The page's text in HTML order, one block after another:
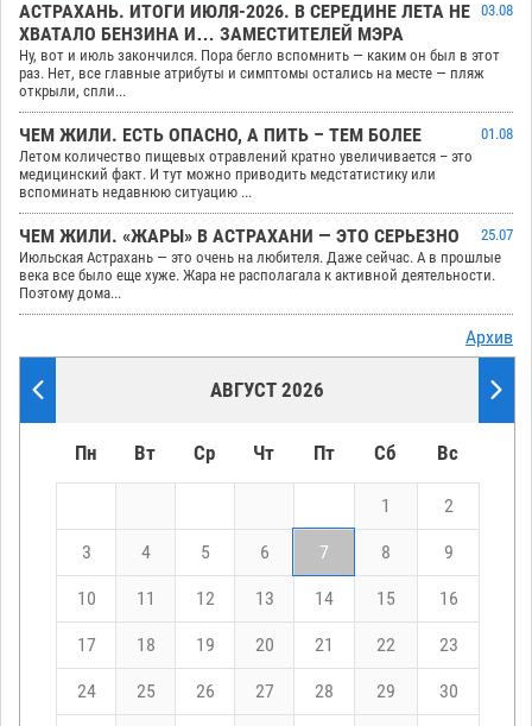
АСТРАХАНЬ. ИТОГИ ИЮЛЯ-2026. В СЕРЕДИНЕ ЛЕТА НЕ
ХВАТАЛО БЕНЗИНА И… ЗАМЕСТИТЕЛЕЙ МЭРА
03.08
Ну, вот и июль закончился. Пора бегло вспомнить — каким он был в этот
раз. Нет, все главные атрибуты и симптомы остались на месте — пляж
открыли, спли...
ЧЕМ ЖИЛИ. ЕСТЬ ОПАСНО, А ПИТЬ – ТЕМ БОЛЕЕ
01.08
Летом количество пищевых отравлений кратно увеличивается – это
медицинский факт. И тут можно приводить медстатистику или
вспоминать недавнюю ситуацию ...
ЧЕМ ЖИЛИ. «ЖАРЫ» В АСТРАХАНИ — ЭТО СЕРЬЕЗНО
25.07
Июльская Астрахань — это очень на любителя. Даже сейчас. А в прошлые
века все было еще хуже. Жара не располагала к активной деятельности.
Поэтому дома...
Архив
АВГУСТ 2026
Пн Вт Ср Чт Пт Сб Вс
1 2
3 4 5 6 7 8 9
10 11 12 13 14 15 16
17 18 19 20 21 22 23
24 25 26 27 28 29 30